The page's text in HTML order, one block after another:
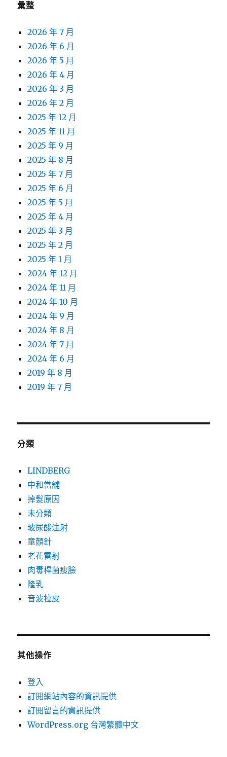
彙整
2026 年 7 月
2026 年 6 月
2026 年 5 月
2026 年 4 月
2026 年 3 月
2026 年 2 月
2025 年 12 月
2025 年 11 月
2025 年 9 月
2025 年 8 月
2025 年 7 月
2025 年 6 月
2025 年 5 月
2025 年 4 月
2025 年 3 月
2025 年 2 月
2025 年 1 月
2024 年 12 月
2024 年 11 月
2024 年 10 月
2024 年 9 月
2024 年 8 月
2024 年 7 月
2024 年 6 月
2019 年 8 月
2019 年 7 月
分類
LINDBERG
中和當舖
掉髮原因
未分類
玻尿酸注射
童顏針
老花雷射
肉毒桿菌瘦臉
隆乳
音波拉皮
其他操作
登入
訂閱網站內容的資訊提供
訂閱留言的資訊提供
WordPress.org 台灣繁體中文